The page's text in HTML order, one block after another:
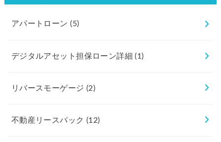
アパートローン(5)
デジタルアセット担保ローン詳細(1)
リバースモーゲージ (2)
不動産リースバック (12)